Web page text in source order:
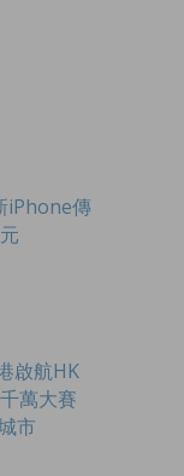
iPhone傳
啟航HK
萬大賽
市